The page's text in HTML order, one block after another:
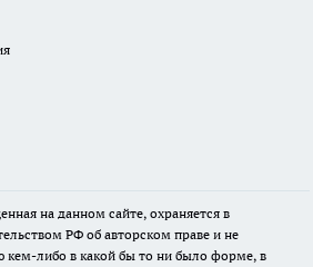
на данном сайте, охраняется в
РФ об авторском праве и не
кем-либо в какой бы то ни было форме, в